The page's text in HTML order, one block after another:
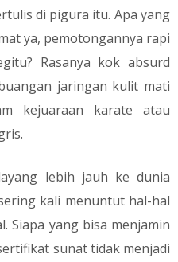
di pigura itu. Apa yang
ya, pemotongannya rapi
Rasanya kok absurd
jaringan kulit mati
kejuaraan karate atau
lebih jauh ke dunia
kali menuntut hal-hal
Siapa yang bisa menjamin
sunat tidak menjadi